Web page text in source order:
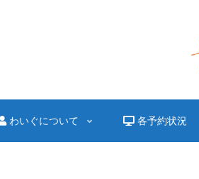
わいぐについて 各予約状況